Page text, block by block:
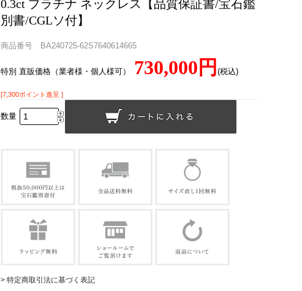
0.3ct プラチナ ネックレス【品質保証書/宝石鑑
別書/CGLソ付】
商品番号 BA240725-62S7640614665
特別 直販価格（業者様・個人様可） 730,000円(税込)
[7,300ポイント進呈 ]
数量
> 特定商取引法に基づく表記